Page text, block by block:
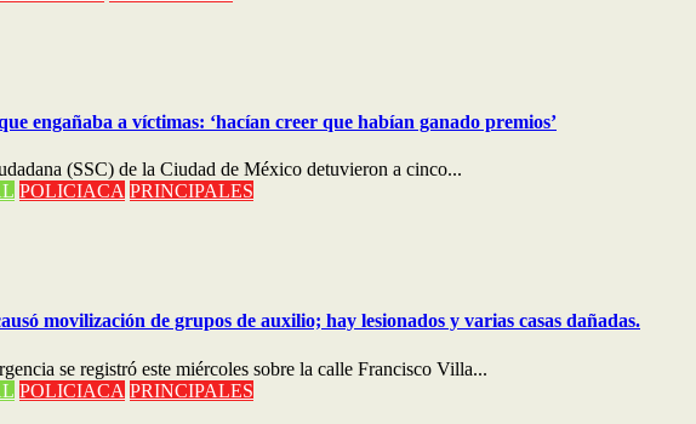
engañaba a víctimas: ‘hacían creer que habían ganado premios’
(SSC) de la Ciudad de México detuvieron a cinco...
POLICIACA PRINCIPALES
movilización de grupos de auxilio; hay lesionados y varias casas dañadas.
se registró este miércoles sobre la calle Francisco Villa...
POLICIACA PRINCIPALES